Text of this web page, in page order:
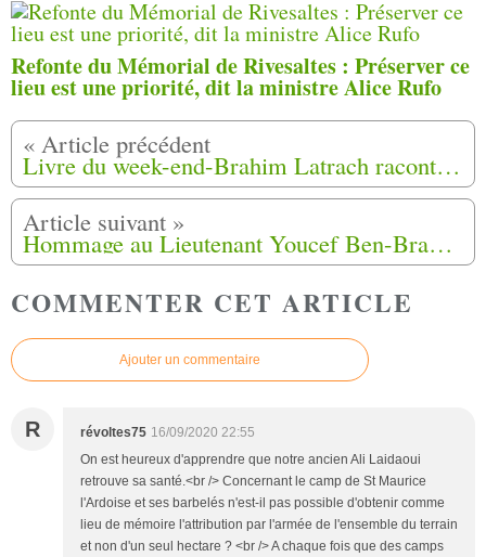
Refonte du Mémorial de Rivesaltes : Préserver ce
lieu est une priorité, dit la ministre Alice Rufo
Livre du week-end-Brahim Latrach raconte son enfance de harki "La tragédie des sentiments"
Hommage au Lieutenant Youcef Ben-Brahim du samedi 5 Septembre 2020 à Sireuil (24)
COMMENTER CET ARTICLE
Ajouter un commentaire
R révoltes75 16/09/2020 22:55
On est heureux d'apprendre que notre ancien Ali Laidaoui
retrouve sa santé.<br /> Concernant le camp de St Maurice
l'Ardoise et ses barbelés n'est-il pas possible d'obtenir comme
lieu de mémoire l'attribution par l'armée de l'ensemble du terrain
et non d'un seul hectare ? <br /> A chaque fois que des camps